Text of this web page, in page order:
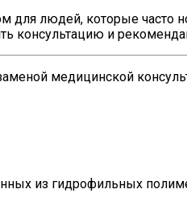
людей, которые часто
консультацию и
медицинской
из гидрофильных